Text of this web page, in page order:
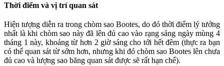
Thời điểm và vị trí quan sát
Hiện tượng diễn ra trong chòm sao Bootes, do đó thời điểm lý tưởng
nhất là khi chòm sao này đã lên đủ cao vào rạng sáng ngày mùng 4
tháng 1 này, khoảng từ hơn 2 giờ sáng cho tới hết đêm (thực ra bạn
có thể quan sát từ sớm hơn, nhưng khi đó chòm sao Bootes lên chưa
đủ cao và lượng sao băng quan sát được sẽ rất hạn chế).